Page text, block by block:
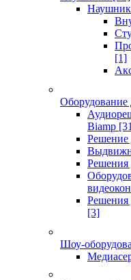
[1]
Оборудование
Biamp
Решение
Решения
Решения
[3]
Шоу-